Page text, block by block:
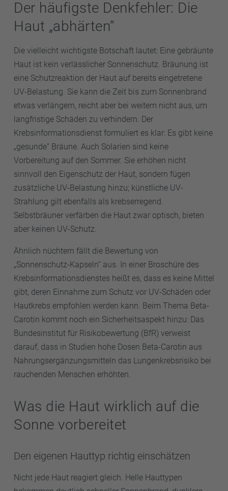
Der häufigste Denkfehler: Die
Haut „abhärten“
Die vielleicht wichtigste Botschaft lautet: Eine gebräunte
Haut ist kein verlässlicher Sonnenschutz. Bräunung ist
eine Schutzreaktion der Haut auf bereits eingetretene
UV-Belastung. Sie kann die Zeit bis zum Sonnenbrand
etwas verlängern, reicht aber bei weitem nicht aus, um
langfristige Schäden zu verhindern. Der
Krebsinformationsdienst formuliert es klar: Es gibt keine
„gesunde“ Bräune. Auch Solarien sind keine
Vorbereitung auf den Sommer. Sie erhöhen nicht
sinnvoll den Eigenschutz der Haut, sondern fügen
zusätzliche UV-Belastung hinzu; künstliche UV-
Strahlung gilt ebenfalls als krebserregend.
Selbstbräuner verfärben die Haut zwar optisch, bieten
aber keinen UV-Schutz.
Ähnlich nüchtern fällt die Bewertung von
„Sonnenschutz-Kapseln“ aus. In einer Broschüre des
Krebsinformationsdienstes heißt es, dass es keine Mittel
gibt, deren Einnahme zum Schutz vor UV-Schäden oder
Hautkrebs empfohlen werden kann. Beim Thema Beta-
Carotin kommt noch ein Sicherheitsaspekt hinzu: Das
Bundesinstitut für Risikobewertung (BfR) verweist
darauf, dass in Studien hohe Dosen Beta-Carotin aus
Nahrungsergänzungsmitteln das Lungenkrebsrisiko bei
rauchenden Menschen erhöhten.
Was die Haut wirklich auf die
Sonne vorbereitet
Den eigenen Hauttyp richtig einschätzen
Nicht jede Haut reagiert gleich. Helle Hauttypen